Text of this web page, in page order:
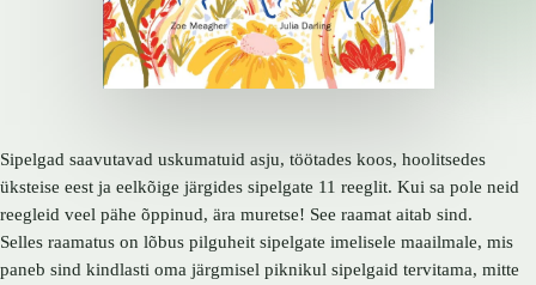
Sipelgad saavutavad uskumatuid asju, töötades koos, hoolitsedes
üksteise eest ja eelkõige järgides sipelgate 11 reeglit. Kui sa pole neid
reegleid veel pähe õppinud, ära muretse! See raamat aitab sind.
Selles raamatus on lõbus pilguheit sipelgate imelisele maailmale, mis
paneb sind kindlasti oma järgmisel piknikul sipelgaid tervitama, mitte